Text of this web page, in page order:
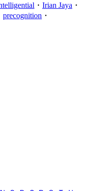
・ Irian Jaya ・
precognition ・